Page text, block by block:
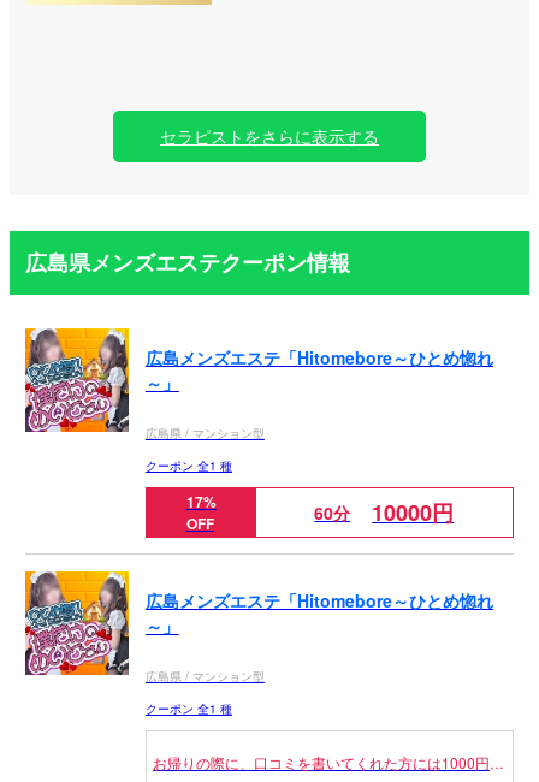
セラピストをさらに表示する
広島県メンズエステクーポン情報
広島メンズエステ「Hitomebore～ひとめ惚れ
～」
広島県 / マンション型
クーポン 全1 種
17%
OFF
60分 10000円
広島メンズエステ「Hitomebore～ひとめ惚れ
～」
広島県 / マンション型
クーポン 全1 種
お帰りの際に、口コミを書いてくれた方には1000円キ